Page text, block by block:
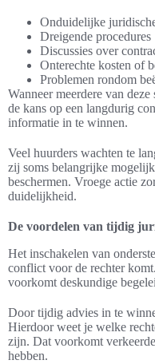
Onduidelijke
Dreigende procedures
Discussies over
Onterechte kosten of
Problemen rondom
Wanneer meerdere van
de kans op een langdurig
informatie in te winnen.
Veel huurders wachten te
zij soms belangrijke
beschermen. Vroege actie
duidelijkheid.
De voordelen van tijdig
Het inschakelen van
conflict voor de rechter
voorkomt deskundige
Door tijdig advies in te
Hierdoor weet je welke
zijn. Dat voorkomt
hebben.